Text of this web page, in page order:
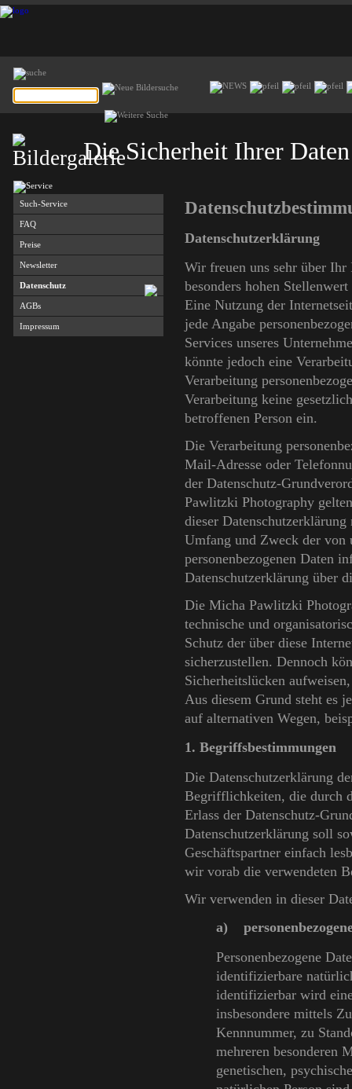
Die Sicherheit Ihrer Daten
Such-Service
FAQ
Preise
Newsletter
Datenschutz
AGBs
Impressum
Datenschutzerklärung
Wir freuen uns sehr über Ihr
besonders hohen
Eine Nutzung der
jede Angabe
Services unseres
könnte jedoch eine
Verarbeitung
Verarbeitung keine
betroffenen Person ein.
Die Verarbeitung
Mail-Adresse oder
der Datenschutz-
Pawlitzki Photography
dieser
Umfang und Zweck der von
personenbezogenen Daten
Datenschutzerklärung über
Die Micha Pawlitzki
technische und
Schutz der über diese
sicherzustellen. Dennoch
Sicherheitslücken
Aus diesem Grund steht es
auf alternativen Wegen,
1. Begriffsbestimmungen
Die Datenschutzerklärung
Begrifflichkeiten, die durch
Erlass der Datenschutz-
Datenschutzerklärung soll
Geschäftspartner einfach
wir vorab die verwendeten
Wir verwenden in dieser
a)
Personenbezogene
identifizierbare
identifizierbar wird
insbesondere mittels
Kennnummer, zu
mehreren besonderen
genetischen,